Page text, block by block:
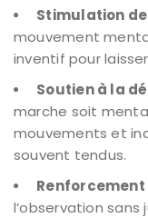
Stimulation
mouvement
inventif pour
Soutien à la
marche soit
mouvements et
souvent tendus.
l’observation